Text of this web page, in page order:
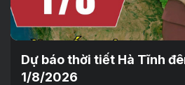
Dự báo thời tiết Hà Tĩnh
1/8/2026